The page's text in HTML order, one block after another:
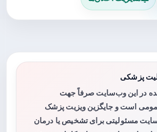
پزشکی
در این وب‌سایت صرفاً جهت
است و جایگزین ویزیت پزشک
مسئولیتی برای تشخیص یا درمان